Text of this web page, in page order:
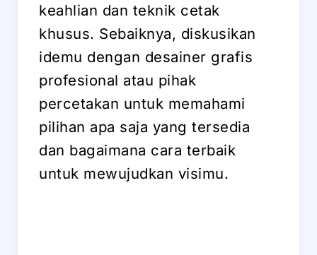
keahlian dan teknik cetak
khusus. Sebaiknya, diskusikan
idemu dengan desainer grafis
profesional atau pihak
percetakan untuk memahami
pilihan apa saja yang tersedia
dan bagaimana cara terbaik
untuk mewujudkan visimu.